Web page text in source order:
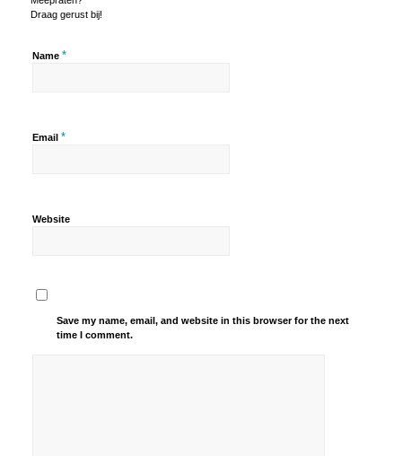
Draag gerust bij!
Name *
Email *
Website
Save my name, email, and website in this browser for the next
time I comment.